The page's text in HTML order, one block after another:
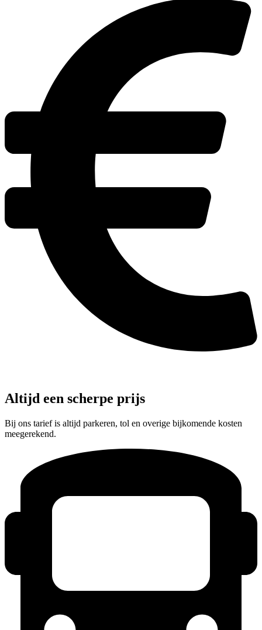
Altijd een scherpe prijs
Bij ons tarief is altijd parkeren, tol en overige bijkomende kosten
meegerekend.